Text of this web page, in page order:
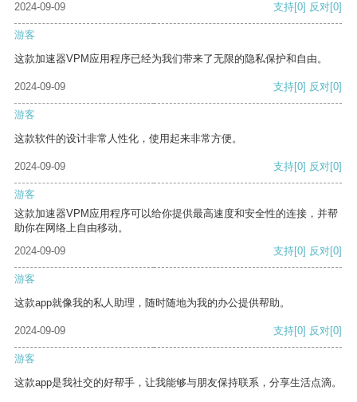
2024-09-09 支持[0] 反对[0]
游客
这款加速器VPM应用程序已经为我们带来了无限的隐私保护和自由。
2024-09-09 支持[0] 反对[0]
游客
这款软件的设计非常人性化，使用起来非常方便。
2024-09-09 支持[0] 反对[0]
游客
这款加速器VPM应用程序可以给你提供最高速度和安全性的连接，并帮
助你在网络上自由移动。
2024-09-09
支持[0] 反对[0]
游客
这款app就像我的私人助理，随时随地为我的办公提供帮助。
2024-09-09 支持[0] 反对[0]
游客
这款app是我社交的好帮手，让我能够与朋友保持联系，分享生活点滴。